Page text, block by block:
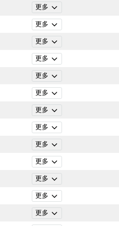
更多
更多
更多
更多
更多
更多
更多
更多
更多
更多
更多
更多
更多